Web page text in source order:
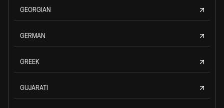
GEORGIAN
GERMAN
GREEK
GUJARATI